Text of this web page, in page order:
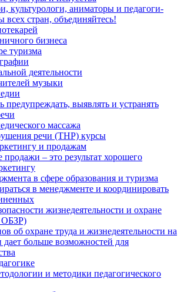
культурологи, аниматоры и педагоги-
всех стран, объединяйтесь!
бизнеса
туризма
деятельности
музыки
предупреждать, выявлять и устранять
массажа
речи (ТНР) курсы
и продажам
– это результат хорошего
в сфере образования и туризма
в менеджменте и координировать
жизнедеятельности и охране
ОБЗР)
об охране труда и жизнедеятельности на
дает больше возможностей для
и методики педагогического